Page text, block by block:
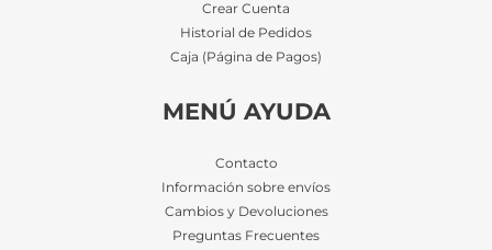
Crear Cuenta
Historial de Pedidos
Caja (Página de Pagos)
MENÚ AYUDA
Contacto
Información sobre envíos
Cambios y Devoluciones
Preguntas Frecuentes